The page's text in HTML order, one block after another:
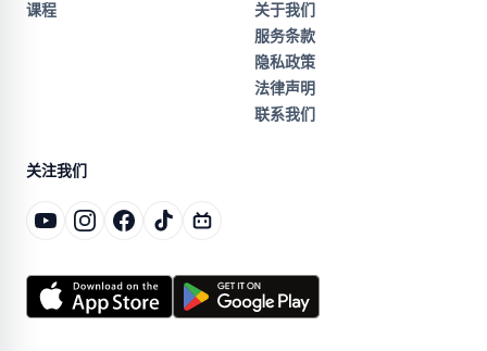
课程
关于我们
服务条款
隐私政策
法律声明
联系我们
关注我们